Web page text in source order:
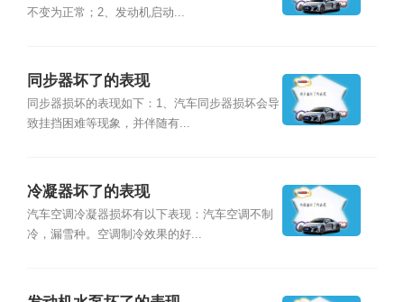
不变为正常；2、发动机启动...
同步器坏了的表现
同步器损坏的表现如下：1、汽车同步器损坏会导
致挂挡困难等现象，并伴随有...
冷凝器坏了的表现
汽车空调冷凝器损坏有以下表现：汽车空调不制
冷，漏雪种。空调制冷效果的好...